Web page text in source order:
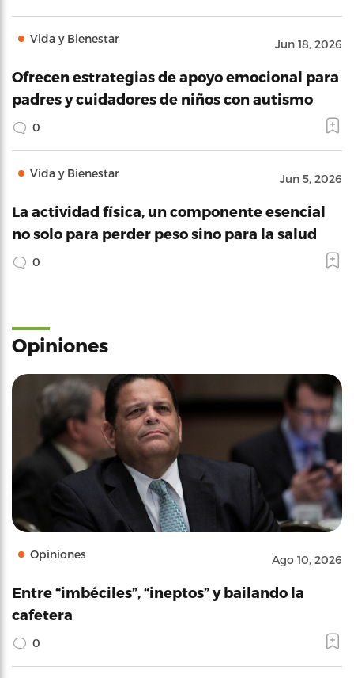
Vida y Bienestar Jun 18, 2026
Ofrecen estrategias de apoyo emocional para
padres y cuidadores de niños con autismo
0
Vida y Bienestar Jun 5, 2026
La actividad física, un componente esencial
no solo para perder peso sino para la salud
0
Opiniones
Opiniones Ago 10, 2026
Entre “imbéciles”, “ineptos” y bailando la
cafetera
0